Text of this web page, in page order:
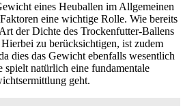
eines Heuballen im Allgemeinen
eine wichtige Rolle. Wie bereits
der Dichte des Trockenfutter-Ballens
zu berücksichtigen, ist zudem
dies das Gewicht ebenfalls wesentlich
spielt natürlich eine fundamentale
geht.